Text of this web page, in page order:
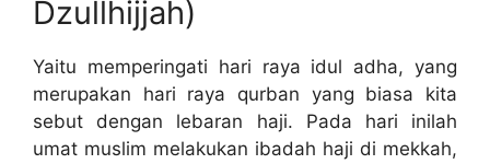
Dzullhijjah)
Yaitu memperingati hari raya idul adha, yang
merupakan hari raya qurban yang biasa kita
sebut dengan lebaran haji. Pada hari inilah
umat muslim melakukan ibadah haji di mekkah,